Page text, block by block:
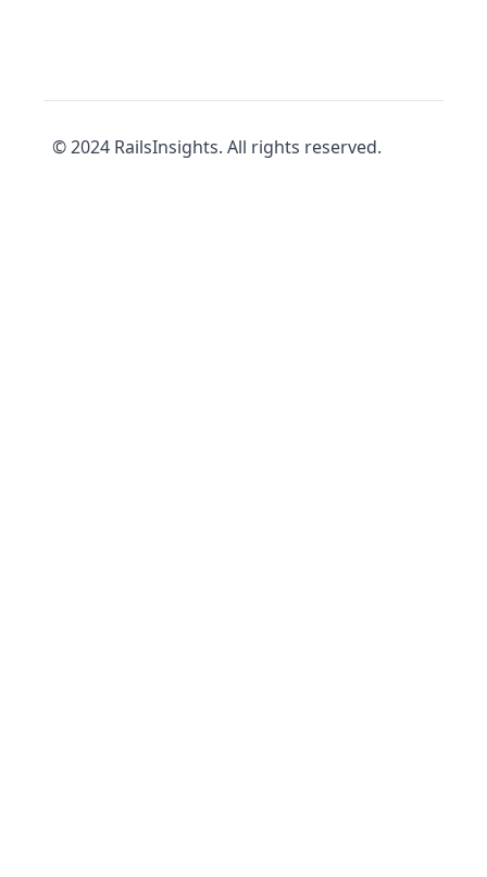
© 2024 RailsInsights. All rights reserved.